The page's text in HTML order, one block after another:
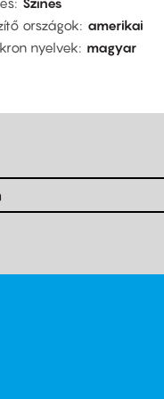
országok
amerikai
nyelvek
magyar